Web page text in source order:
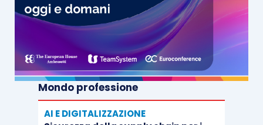
Mondo professione
AI E DIGITALIZZAZIONE